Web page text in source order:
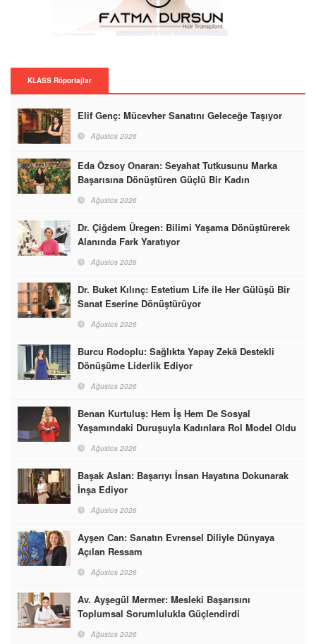
KLASS Röportajlar
Elif Genç: Mücevher Sanatını Geleceğe Taşıyor
Ağustos 2026
Eda Özsoy Onaran: Seyahat Tutkusunu Marka
Başarısına Dönüştüren Güçlü Bir Kadın
Ağustos 2026
Dr. Çiğdem Üregen: Bilimi Yaşama Dönüştürerek
Alanında Fark Yaratıyor
Ağustos 2026
Dr. Buket Kılınç: Estetium Life ile Her Gülüşü Bir
Sanat Eserine Dönüştürüyor
Ağustos 2026
Burcu Rodoplu: Sağlıkta Yapay Zekâ Destekli
Dönüşüme Liderlik Ediyor
Ağustos 2026
Benan Kurtuluş: Hem İş Hem De Sosyal
Yaşamındaki Duruşuyla Kadınlara Rol Model Oldu
Ağustos 2026
Başak Aslan: Başarıyı İnsan Hayatına Dokunarak
İnşa Ediyor
Ağustos 2026
Ayşen Can: Sanatın Evrensel Diliyle Dünyaya
Açılan Ressam
Ağustos 2026
Av. Ayşegül Mermer: Mesleki Başarısını
Toplumsal Sorumlulukla Güçlendirdi
Ağustos 2026